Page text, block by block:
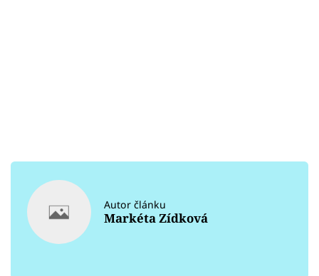
Autor článku
Markéta Zídková